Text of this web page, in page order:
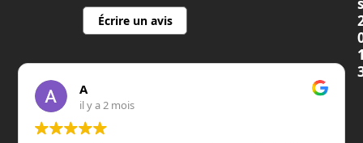
Écrire un avis
A
il y a 2 mois